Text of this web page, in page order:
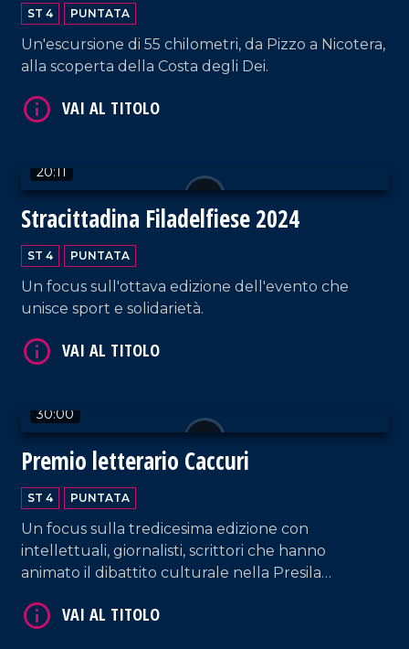
ST 4 PUNTATA
Un'escursione di 55 chilometri, da Pizzo a Nicotera,
alla scoperta della Costa degli Dei.
20:11
Stracittadina Filadelfiese 2024
ST 4 PUNTATA
Un focus sull'ottava edizione dell'evento che
unisce sport e solidarietà.
30:00
Premio letterario Caccuri
ST 4 PUNTATA
Un focus sulla tredicesima edizione con
intellettuali, giornalisti, scrittori che hanno
animato il dibattito culturale nella Presila
VAI AL TITOLO
VAI AL TITOLO